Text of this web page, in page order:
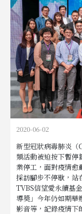
2020-06-02
新型冠狀病毒肺炎（
類活動被迫按下暫停
業停工，面對疫情愈
採訪腳步不停歇，站
TVBS信望愛永續基
導奬」今年仍如期舉
影音等，記錄疫情下